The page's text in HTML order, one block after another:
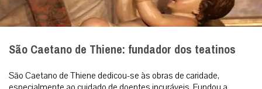
São Caetano de Thiene: fundador dos teatinos
São Caetano de Thiene dedicou-se às obras de caridade,